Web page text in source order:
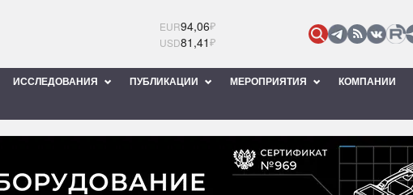
EUR94,06₽
USD81,41₽
ИССЛЕДОВАНИЯ ПУБЛИКАЦИИ МЕРОПРИЯТИЯ КОМПАНИИ